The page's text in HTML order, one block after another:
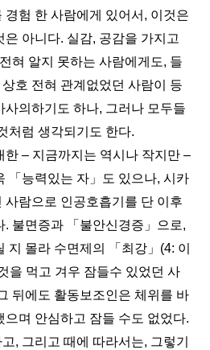
경험 한 사람에게 있어서, 이것은
아니다. 실감, 공감을 가지고
혀 알지 못하는 사람에게도, 들
호 전혀 관계없었던 사람이 등
사의하기도 하나, 그러나 모두들
처럼 생각되기도 한다.
– 지금까지는 역시나 작지만 –
「능력있는 자」도 있으나, 시카
사람으로 인공호흡기를 단 이후
. 불면증과 「불안신경증」으로,
지 몰라 수면제의 「최강」(4: 이
을 먹고 겨우 잠들수 있었던 사
뒤에도 활동보조인은 체위를 바
며 안심하고 잠들 수도 없었다.
, 그리고 때에 따라서는, 그렇기